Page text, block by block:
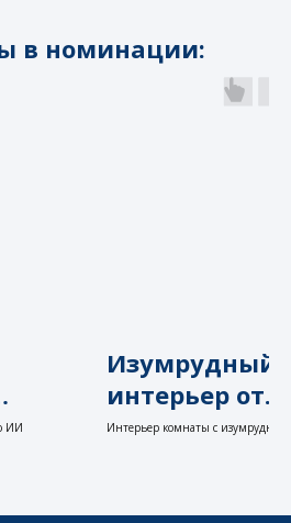
в номинации:
ИИ
Изумрудный
интерьер от
Андрея
Интерьер комнаты с изумрудным